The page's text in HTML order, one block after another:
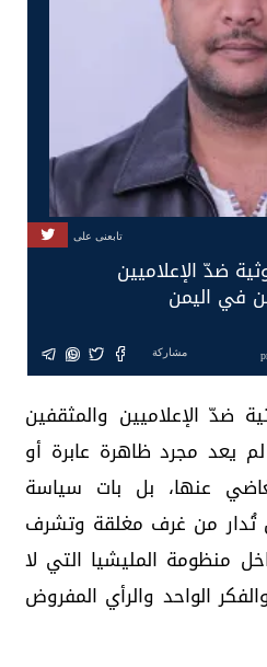
تابعنى على
ضدّ الإعلاميين
في اليمن
مشاركة
ضدّ الإعلاميين والمثقفين
يعد مجرد ظاهرة عابرة أو
عنها، بل بات سياسة
تُدار من غرف مغلقة وتشرف
منظومة المليشيا التي لا
الواحد والرأي المفروض